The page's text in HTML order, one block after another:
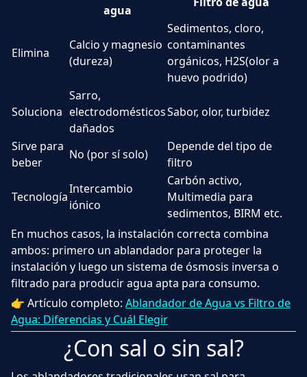
agua
Elimina
Calcio y magnesio
(dureza)
Sedimentos, cloro,
contaminantes
orgánicos, H2S(olor a
huevo podrido)
Soluciona
Sarro,
electrodomésticos
dañados
Sabor, olor, turbidez
Sirve para
beber
No (por sí solo)
Depende del tipo de
filtro
Tecnología
Intercambio
iónico
Carbón activo,
Multimedia para
sedimentos, BIRM etc.
En muchos casos, la instalación correcta combina
ambos: primero un ablandador para proteger la
instalación y luego un sistema de ósmosis inversa o
filtrado para producir agua apta para consumo.
👉 Artículo completo: Ablandador de Agua vs Filtro de
Agua: Diferencias y Cuál Elegir
¿Con sal o sin sal?